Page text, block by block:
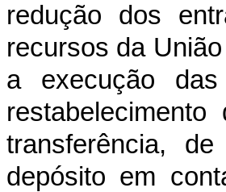
redução dos
recursos da
a execução
transferência,
depósito em